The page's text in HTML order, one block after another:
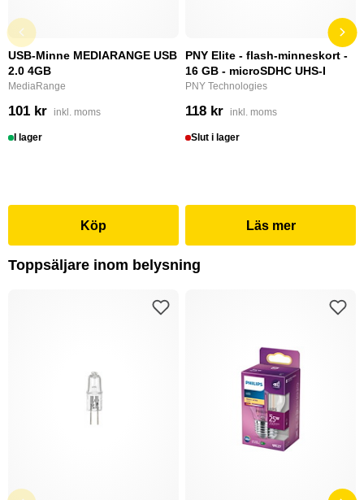
USB-Minne MEDIARANGE USB
2.0 4GB
MediaRange
101 kr inkl. moms
I lager
Köp
PNY Elite - flash-minneskort -
16 GB - microSDHC UHS-I
PNY Technologies
118 kr inkl. moms
Slut i lager
Läs mer
Toppsäljare inom belysning